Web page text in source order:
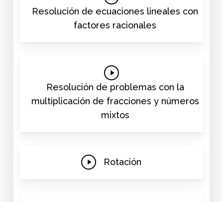
Video
Resolución de ecuaciones lineales con
factores racionales
Play
Video
Resolución de problemas con la
multiplicación de fracciones y números
mixtos
Play
Rotación